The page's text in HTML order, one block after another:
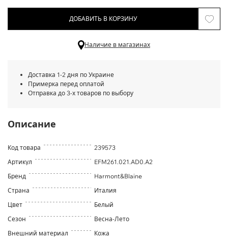
ДОБАВИТЬ В КОРЗИНУ
Наличие в магазинах
Доставка 1-2 дня по Украине
Примерка перед оплатой
Отправка до 3-х товаров по выбору
Описание
Код товара
239573
Артикул
EFM261.021.AD0.A2
Бренд
Harmont&Blaine
Страна
Италия
Цвет
Белый
Сезон
Весна-Лето
Внешний материал
Кожа